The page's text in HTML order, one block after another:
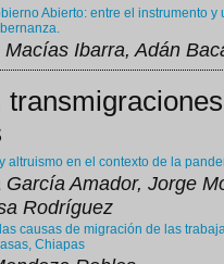
Abierto: entre el instrumento y
Macías Ibarra, Adán
altruismo en el contexto de la
Amador, Jorge
Rodríguez
causas de migración de las
Chiapas